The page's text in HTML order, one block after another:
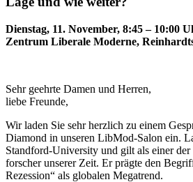
Dienstag, 11. November, 8:45 – 10:00
Zentrum Liberale Moderne,
Sehr geehrte Damen und Herren,
liebe Freunde,
Wir laden Sie sehr herzlich zu einem
Diamond in unseren LibMod-Salon ein.
Standford-University und gilt als einer
for­scher unserer Zeit. Er prägte den
Rezession“ als globalen Megatrend.